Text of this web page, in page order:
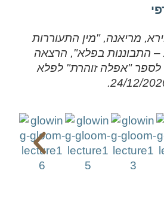
מריאנה, "מין התעוררות
– התבוננות בפלא", הרצאה
"אפלה זוהרת" לפלא